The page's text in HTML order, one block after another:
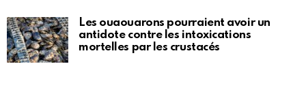
Les ouaouarons pourraient avoir un
antidote contre les intoxications
mortelles par les crustacés